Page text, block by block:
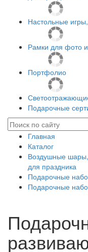
Настольные
Рамки для фото
Портфолио
Подарочные
Главная
Каталог
Воздушные шары,
для праздника
Подарочные
Подарочные